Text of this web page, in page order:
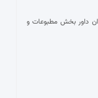
داور بخش مطبوعات و